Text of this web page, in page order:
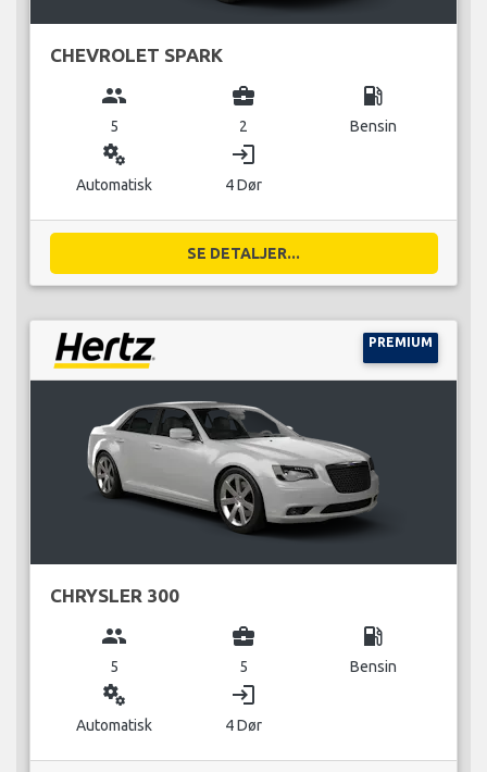
CHEVROLET SPARK
group
5
business_center
2
local_gas_station
Bensin
miscellaneous_services
Automatisk
login
4 Dør
SE DETALJER...
PREMIUM
CHRYSLER 300
group
5
business_center
5
local_gas_station
Bensin
miscellaneous_services
Automatisk
login
4 Dør